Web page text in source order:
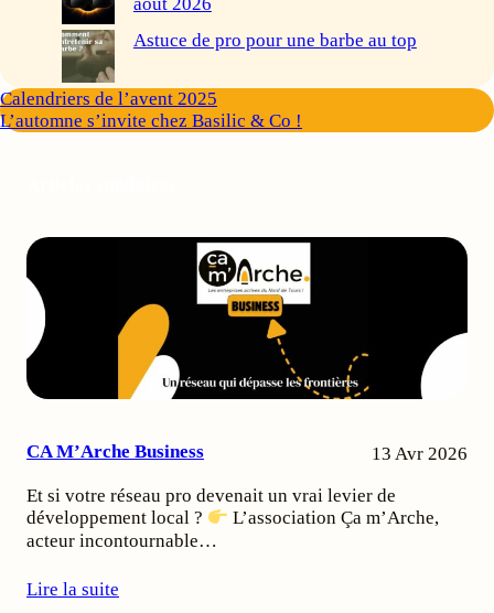
Astuce de pro pour une barbe au top
Calendriers de l’avent 2025
L’automne s’invite chez Basilic & Co !
CA M’Arche Business 13 Avr 2026
Et si votre réseau pro devenait un vrai levier de
développement local ?
L’association Ça m’Arche,
acteur incontournable…
Lire la suite